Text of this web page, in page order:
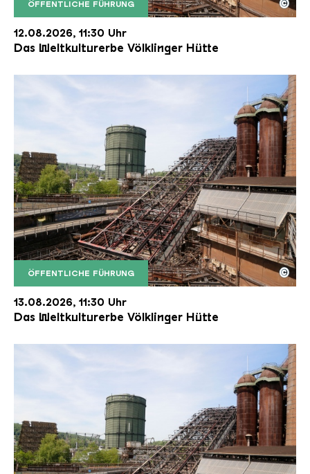
ÖFFENTLICHE FÜHRUNG
Der Erzschrägaufzug der Völklinger Hütte mit
Copyright: Weltkulturerbe Völklinger Hütte | Karl
©
12.08.2026, 11:30 Uhr
Das Weltkulturerbe Völklinger Hütte
ÖFFENTLICHE FÜHRUNG
Der Erzschrägaufzug der Völklinger Hütte mit
Copyright: Weltkulturerbe Völklinger Hütte | Karl
©
13.08.2026, 11:30 Uhr
Das Weltkulturerbe Völklinger Hütte